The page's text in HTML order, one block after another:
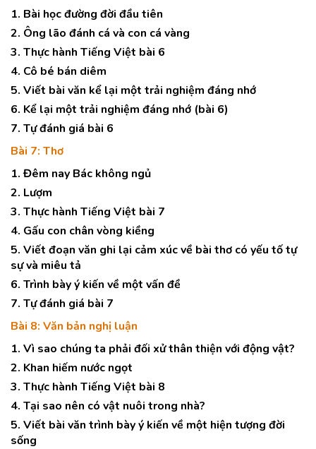
1. Bài học đường đời đầu tiên
2. Ông lão đánh cá và con cá vàng
3. Thực hành Tiếng Việt bài 6
4. Cô bé bán diêm
5. Viết bài văn kể lại một trải nghiệm đáng nhớ
6. Kể lại một trải nghiệm đáng nhớ (bài 6)
7. Tự đánh giá bài 6
Bài 7: Thơ
1. Đêm nay Bác không ngủ
2. Lượm
3. Thực hành Tiếng Việt bài 7
4. Gấu con chân vòng kiềng
5. Viết đoạn văn ghi lại cảm xúc về bài thơ có yếu tố tự
sự và miêu tả
6. Trình bày ý kiến về một vấn đề
7. Tự đánh giá bài 7
Bài 8: Văn bản nghị luận
1. Vì sao chúng ta phải đối xử thân thiện với động vật?
2. Khan hiếm nước ngọt
3. Thực hành Tiếng Việt bài 8
4. Tại sao nên có vật nuôi trong nhà?
5. Viết bài văn trình bày ý kiến về một hiện tượng đời
sống